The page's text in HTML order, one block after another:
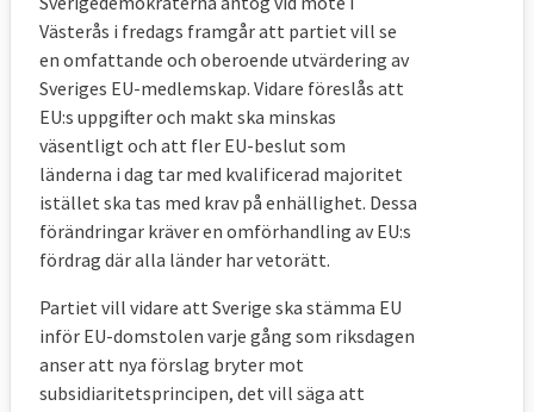
Västerås i fredags framgår att partiet vill se
en omfattande och oberoende utvärdering av
Sveriges EU-medlemskap. Vidare föreslås att
EU:s uppgifter och makt ska minskas
väsentligt och att fler EU-beslut som
länderna i dag tar med kvalificerad majoritet
istället ska tas med krav på enhällighet. Dessa
förändringar kräver en omförhandling av EU:s
fördrag där alla länder har vetorätt.
Partiet vill vidare att Sverige ska stämma EU
inför EU-domstolen varje gång som riksdagen
anser att nya förslag bryter mot
subsidiaritetsprincipen, det vill säga att